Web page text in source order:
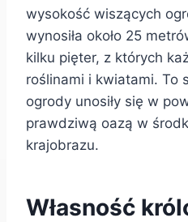
wysokość wiszących
wynosiła około 25
kilku pięter, z których
roślinami i kwiatami. To
ogrody unosiły się w
prawdziwą oazą w
krajobrazu.
Własność